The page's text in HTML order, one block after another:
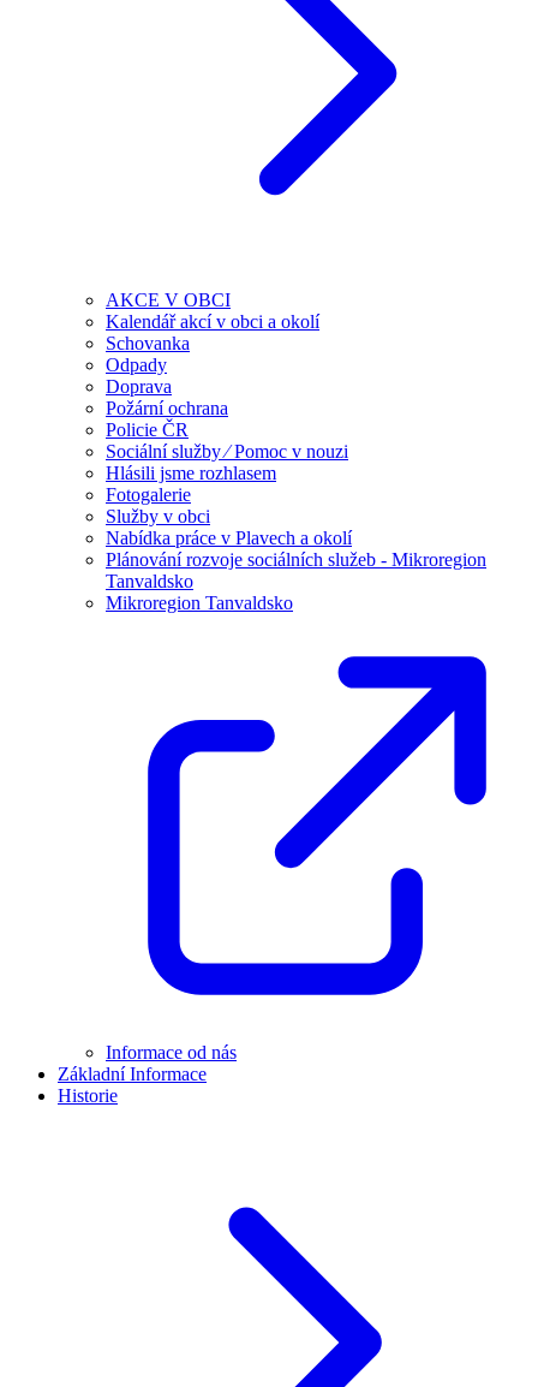
AKCE V OBCI
Kalendář akcí v obci a okolí
Schovanka
Odpady
Doprava
Požární ochrana
Policie ČR
Sociální služby ⁄ Pomoc v nouzi
Hlásili jsme rozhlasem
Fotogalerie
Služby v obci
Nabídka práce v Plavech a okolí
Plánování rozvoje sociálních služeb - Mikroregion
Tanvaldsko
Mikroregion Tanvaldsko
Informace od nás
Základní Informace
Historie